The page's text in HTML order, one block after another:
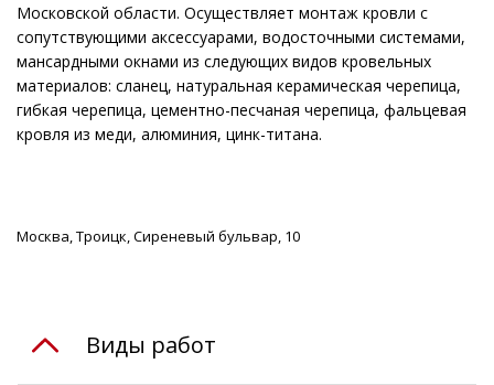
Московской области. Осуществляет монтаж кровли с
сопутствующими аксессуарами, водосточными системами,
мансардными окнами из следующих видов кровельных
материалов: сланец, натуральная керамическая черепица,
гибкая черепица, цементно-песчаная черепица, фальцевая
кровля из меди, алюминия, цинк-титана.
Москва, Троицк, Сиреневый бульвар, 10
Виды работ